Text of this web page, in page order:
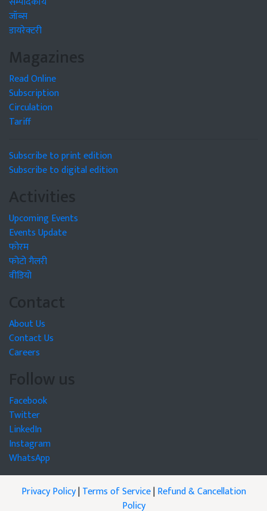
जॉब्स
डायरेक्टरी
Magazines
Read Online
Subscription
Circulation
Tariff
Subscribe to print edition
Subscribe to digital edition
Activities
Upcoming Events
Events Update
फोरम
फोटो गैलरी
वीडियो
Contact
About Us
Contact Us
Careers
Follow us
Facebook
Twitter
LinkedIn
Instagram
WhatsApp
Privacy Policy|Terms of Service|Refund & Cancellation
Policy